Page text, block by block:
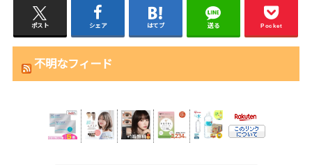
ポスト シェア はてブ 送る Pocket
不明なフィード